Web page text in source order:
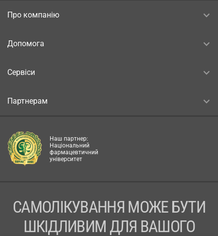
Про компанію
Допомога
Сервіси
Партнерам
Наш партнер:
Національний
фармацевтичний
університет
САМОЛІКУВАННЯ МОЖЕ БУТИ
ШКІДЛИВИМ ДЛЯ ВАШОГО